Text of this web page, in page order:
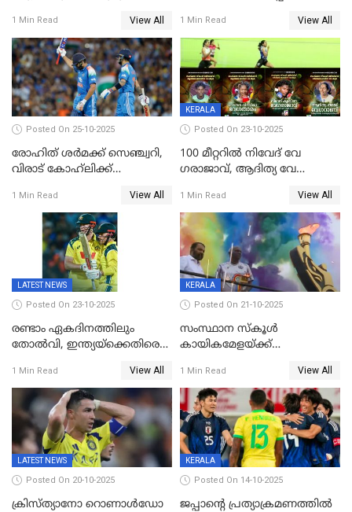
1 Min Read View All 1 Min Read View All
Posted On 25-10-2025
രോഹിത് ശർമക്ക് സെഞ്ച്വറി,
വിരാട് കോഹ്‍ലിക്ക്
മുൻനായകരുടെ മികവിൽ
ഓസീസിനെതിരെ ഉജ്ജ്വല
1 Min Read View All
KERALA
Posted On 23-10-2025
100 മീറ്ററിൽ നിവേദ് വേ​
ഗരാജാവ്, ആദിത്യ വേ​
ബോയ്സിലും സബ്‌ജൂനിയർ
ഗേൾസിലും റെക്കോർഡോടെ
സ്വർണം, ദേവപ്രിയ 87ലെ
റെക്കോർഡ് തിരുത്തി
1 Min Read View All
LATEST NEWS
Posted On 23-10-2025
രണ്ടാം ഏകദിനത്തിലും
തോൽവി, ഇന്ത്യയ്‌ക്കെതിരെ
1 Min Read View All
KERALA
Posted On 21-10-2025
സംസ്ഥാന സ്കൂൾ
കായികമേളയ്ക്ക്
ഒളിംപിക്‌സിന്റെ ഉദ്‌ഘാടനം
നിർവഹിച്ച് ധനമന്ത്രി K N
ബാലഗോപാൽ;ദീപശിഖ
തെളിയിച്ച് I M വിജയൻ
1 Min Read View All
LATEST NEWS
Posted On 20-10-2025
ക്രിസ്ത്യാനോ റൊണാൾഡോ
KERALA
Posted On 14-10-2025
ജപ്പാന്റെ പ്രത്യാക്രമണത്തിൽ